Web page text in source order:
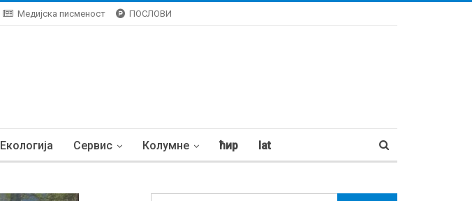
Медијска писменост ПОСЛОВИ
Екологија Сервис Колумне ћир lat